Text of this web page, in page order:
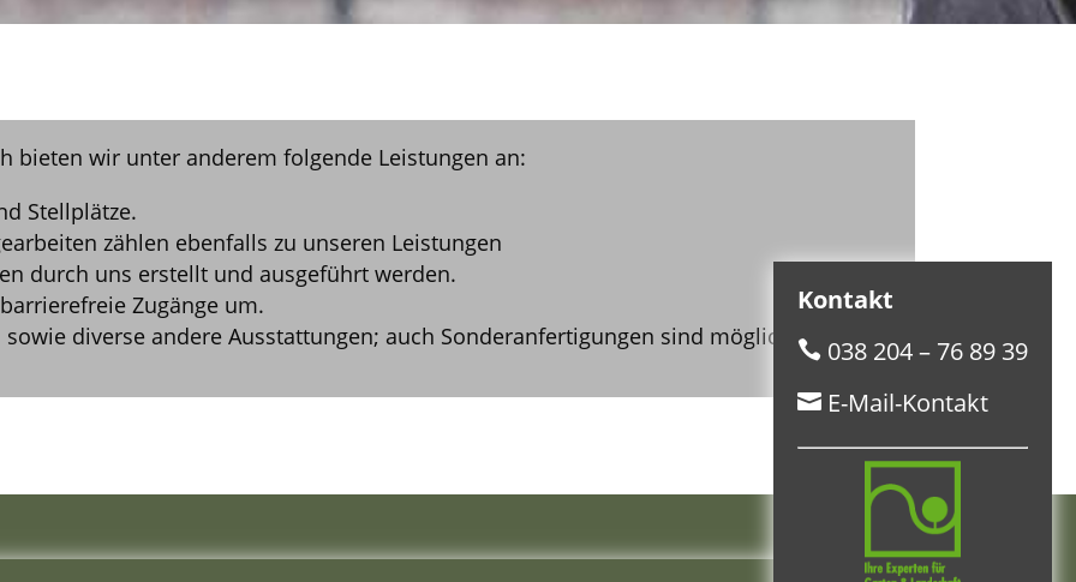
Kontakt
 038 204 – 76 89 39
 E-Mail-Kontakt
bieten wir unter anderem folgende Leistungen an:
Stellplätze.
zählen ebenfalls zu unseren Leistungen
durch uns erstellt und ausgeführt werden.
Zugänge um.
diverse andere Ausstattungen; auch Sonderanfertigungen sind möglich.